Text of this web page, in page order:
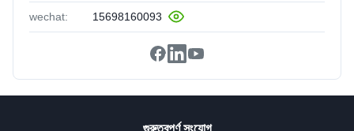
wechat: 15698160093
গুরুত্বপূর্ণ সংযোগ